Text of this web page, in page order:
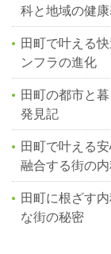
科と地域の健
田町で叶える
ンフラの進化
田町の都市と
発見記
田町で叶える
融合する街の
田町に根ざす
な街の秘密